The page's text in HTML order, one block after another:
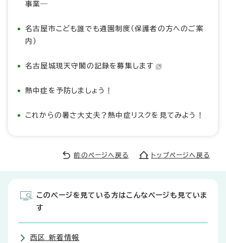
事業―
名古屋市こども誰でも通園制度（保護者の方へのご案
内）
名古屋城現天守閣の記録を募集します
熱中症を予防しましょう！
これからの暑さ大丈夫？熱中症リスクを見てみよう！
前のページへ戻る トップページへ戻る
このページを見ている方はこんなページも見ていま
す
西区 新着情報